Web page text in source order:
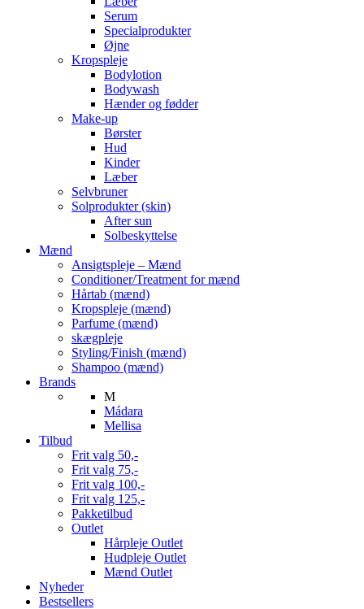
Serum
Specialprodukter
Øjne
Kropspleje
Bodylotion
Bodywash
Hænder og fødder
Make-up
Børster
Hud
Kinder
Læber
Selvbruner
Solprodukter (skin)
After sun
Solbeskyttelse
Mænd
Ansigtspleje – Mænd
Conditioner/Treatment for mænd
Hårtab (mænd)
Kropspleje (mænd)
Parfume (mænd)
skægpleje
Styling/Finish (mænd)
Shampoo (mænd)
Brands
M
Mádara
Mellisa
Tilbud
Frit valg 50,-
Frit valg 75,-
Frit valg 100,-
Frit valg 125,-
Pakketilbud
Outlet
Hårpleje Outlet
Hudpleje Outlet
Mænd Outlet
Nyheder
Bestsellers